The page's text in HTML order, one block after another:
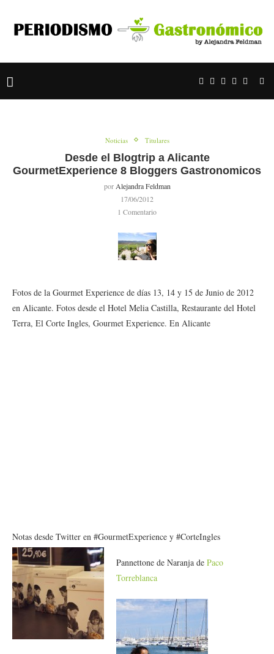
Noticias Titulares
Desde el Blogtrip a Alicante
GourmetExperience 8 Bloggers Gastronomicos
por Alejandra Feldman
17/06/2012
1 Comentario
Fotos de la Gourmet Experience de días 13, 14 y 15 de Junio de 2012
en Alicante. Fotos desde el Hotel Melia Castilla, Restaurante del Hotel
Terra, El Corte Ingles, Gourmet Experience. En Alicante
Notas desde Twitter en #GourmetExperience y #CorteIngles
Pannettone de Naranja de Paco
Torreblanca